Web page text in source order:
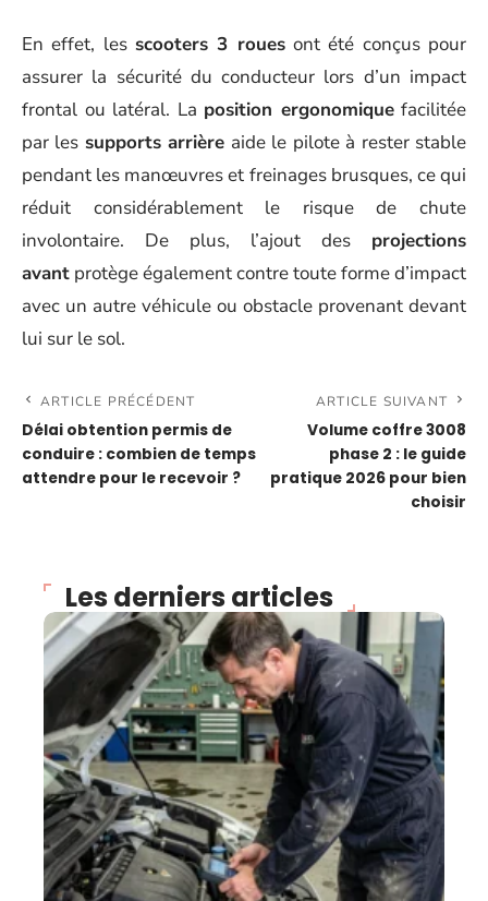
En effet, les scooters 3 rouesont été conçus pour
assurer la sécurité du conducteur lors d’un impact
frontal ou latéral. La position ergonomiquefacilitée
par les supports arrière aide le pilote à rester stable
pendant les manœuvres et freinages brusques, ce qui
réduit considérablement le risque de chute
involontaire. De plus, l’ajout des projections
avant protège également contre toute forme d’impact
avec un autre véhicule ou obstacle provenant devant
lui sur le sol.
ARTICLE PRÉCÉDENT
Délai obtention permis de
conduire : combien de temps
attendre pour le recevoir ?
ARTICLE SUIVANT
Volume coffre 3008
phase 2 : le guide
pratique 2026 pour bien
choisir
Les derniers articles